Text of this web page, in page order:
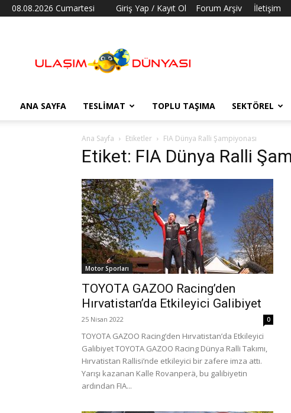
08.08.2026 Cumartesi Giriş Yap / Kayıt Ol Forum Arşiv İletişim
Dünyası
ANA SAYFA TESLIMAT TOPLU TAŞIMA SEKTÖREL
Ana Sayfa Etiketler FIA Dünya Ralli Şampiyonası
Etiket: FIA Dünya Ralli
Motor Sporları
TOYOTA GAZOO Racing’den
Hırvatistan’da Etkileyici Galibiyet
25 Nisan 2022 0
TOYOTA GAZOO Racing’den Hırvatistan’da Etkileyici
Galibiyet TOYOTA GAZOO Racing Dünya Ralli Takımı,
Hırvatistan Rallisi’nde etkileyici bir zafere imza attı.
Yarışı kazanan Kalle Rovanperä, bu galibiyetin
ardından FIA...